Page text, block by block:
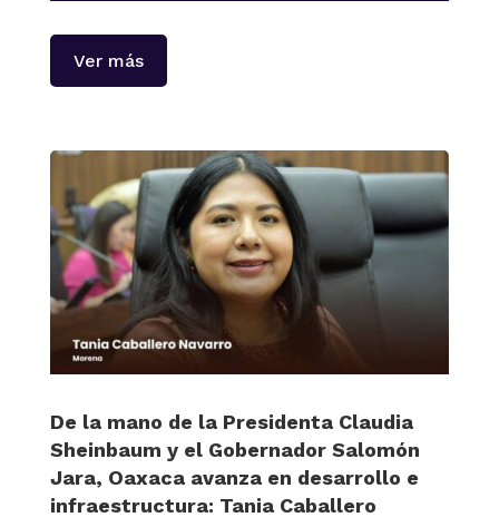
Ver más
De la mano de la Presidenta Claudia
Sheinbaum y el Gobernador Salomón
Jara, Oaxaca avanza en desarrollo e
infraestructura: Tania Caballero